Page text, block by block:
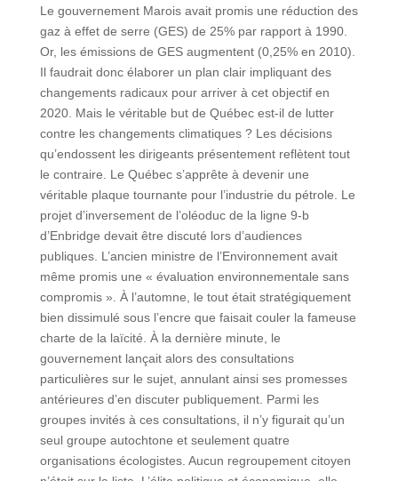
Le gouvernement Marois avait promis une réduction des
gaz à effet de serre (GES) de 25% par rapport à 1990.
Or, les émissions de GES augmentent (0,25% en 2010).
Il faudrait donc élaborer un plan clair impliquant des
changements radicaux pour arriver à cet objectif en
2020. Mais le véritable but de Québec est-il de lutter
contre les changements climatiques ? Les décisions
qu’endossent les dirigeants présentement reflètent tout
le contraire. Le Québec s’apprête à devenir une
véritable plaque tournante pour l’industrie du pétrole. Le
projet d’inversement de l’oléoduc de la ligne 9-b
d’Enbridge devait être discuté lors d’audiences
publiques. L’ancien ministre de l’Environnement avait
même promis une « évaluation environnementale sans
compromis ». À l’automne, le tout était stratégiquement
bien dissimulé sous l’encre que faisait couler la fameuse
charte de la laïcité. À la dernière minute, le
gouvernement lançait alors des consultations
particulières sur le sujet, annulant ainsi ses promesses
antérieures d’en discuter publiquement. Parmi les
groupes invités à ces consultations, il n’y figurait qu’un
seul groupe autochtone et seulement quatre
organisations écologistes. Aucun regroupement citoyen